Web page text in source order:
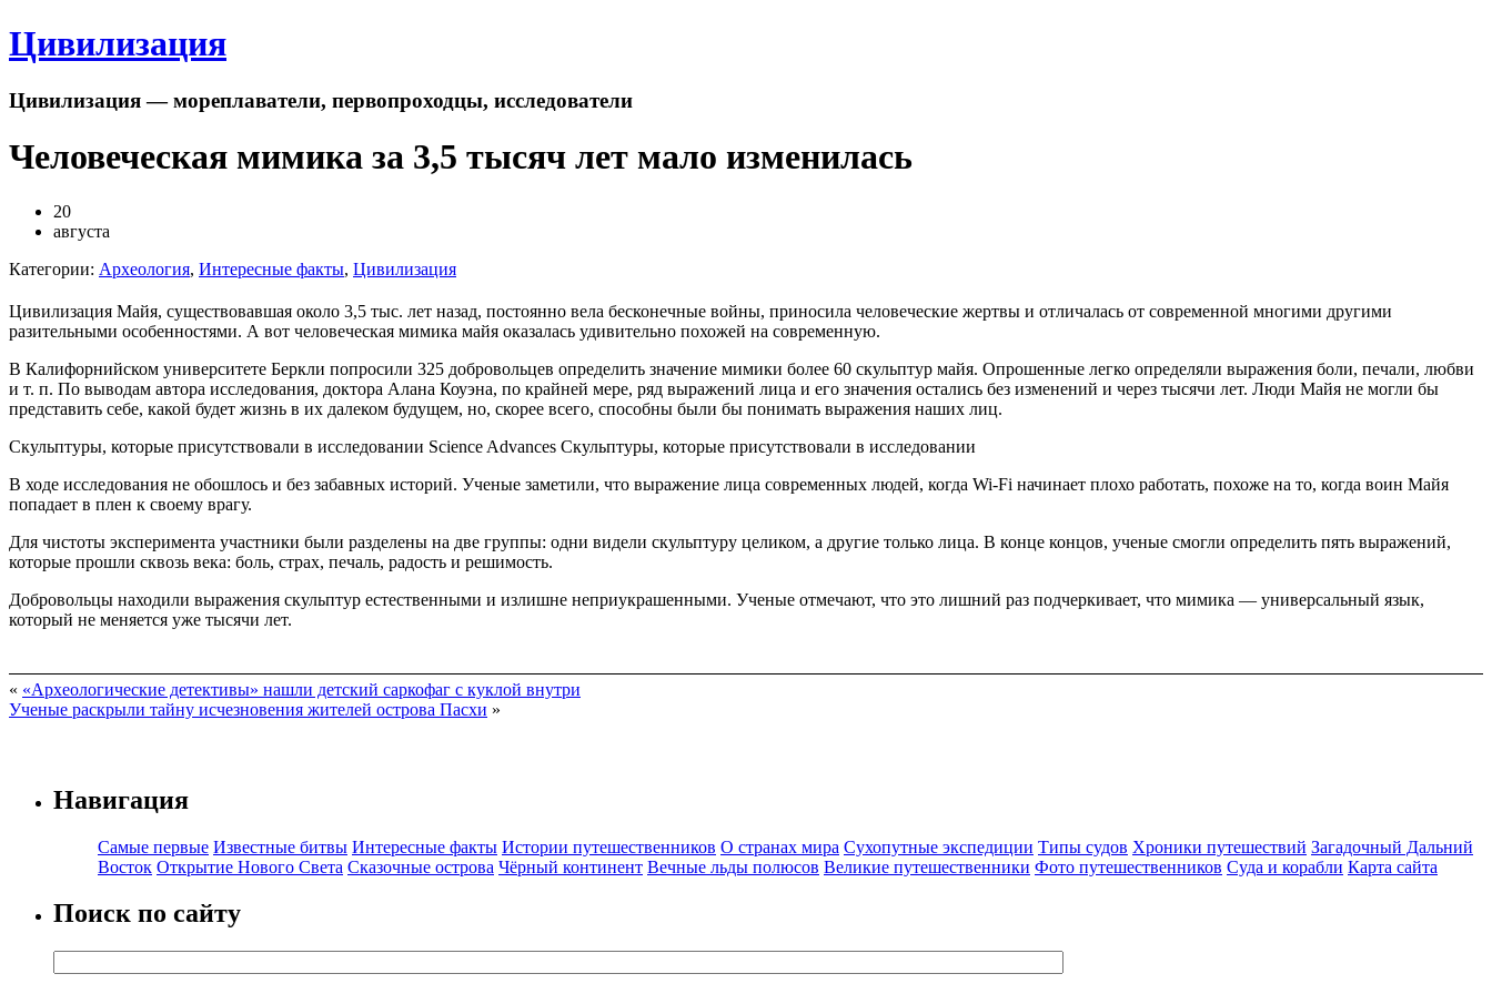
Цивилизация
Цивилизация — мореплаватели, первопроходцы, исследователи
Человеческая мимика за 3,5 тысяч лет мало изменилась
20
августа
Категории: Археология, Интересные факты, Цивилизация
Цивилизация Майя, существовавшая около 3,5 тыс. лет назад, постоянно вела бесконечные войны, приносила человеческие жертвы и отличалась от современной многими другими
разительными особенностями. А вот человеческая мимика майя оказалась удивительно похожей на современную.
В Калифорнийском университете Беркли попросили 325 добровольцев определить значение мимики более 60 скульптур майя. Опрошенные легко определяли выражения боли, печали, любви
и т. п. По выводам автора исследования, доктора Алана Коуэна, по крайней мере, ряд выражений лица и его значения остались без изменений и через тысячи лет. Люди Майя не могли бы
представить себе, какой будет жизнь в их далеком будущем, но, скорее всего, способны были бы понимать выражения наших лиц.
Скульптуры, которые присутствовали в исследовании Science Advances Скульптуры, которые присутствовали в исследовании
В ходе исследования не обошлось и без забавных историй. Ученые заметили, что выражение лица современных людей, когда Wi-Fi начинает плохо работать, похоже на то, когда воин Майя
попадает в плен к своему врагу.
Для чистоты эксперимента участники были разделены на две группы: одни видели скульптуру целиком, а другие только лица. В конце концов, ученые смогли определить пять выражений,
которые прошли сквозь века: боль, страх, печаль, радость и решимость.
Добровольцы находили выражения скульптур естественными и излишне неприукрашенными. Ученые отмечают, что это лишний раз подчеркивает, что мимика — универсальный язык,
который не меняется уже тысячи лет.
« «Археологические детективы» нашли детский саркофаг с куклой внутри
Ученые раскрыли тайну исчезновения жителей острова Пасхи »
Навигация
Самые первые Известные битвы Интересные факты Истории путешественников О странах мира Сухопутные экспедиции Типы судов Хроники путешествий Загадочный Дальний
Восток Открытие Нового Света Сказочные острова Чёрный континент Вечные льды полюсов Великие путешественники Фото путешественников Суда и корабли Карта сайта
Поиск по сайту